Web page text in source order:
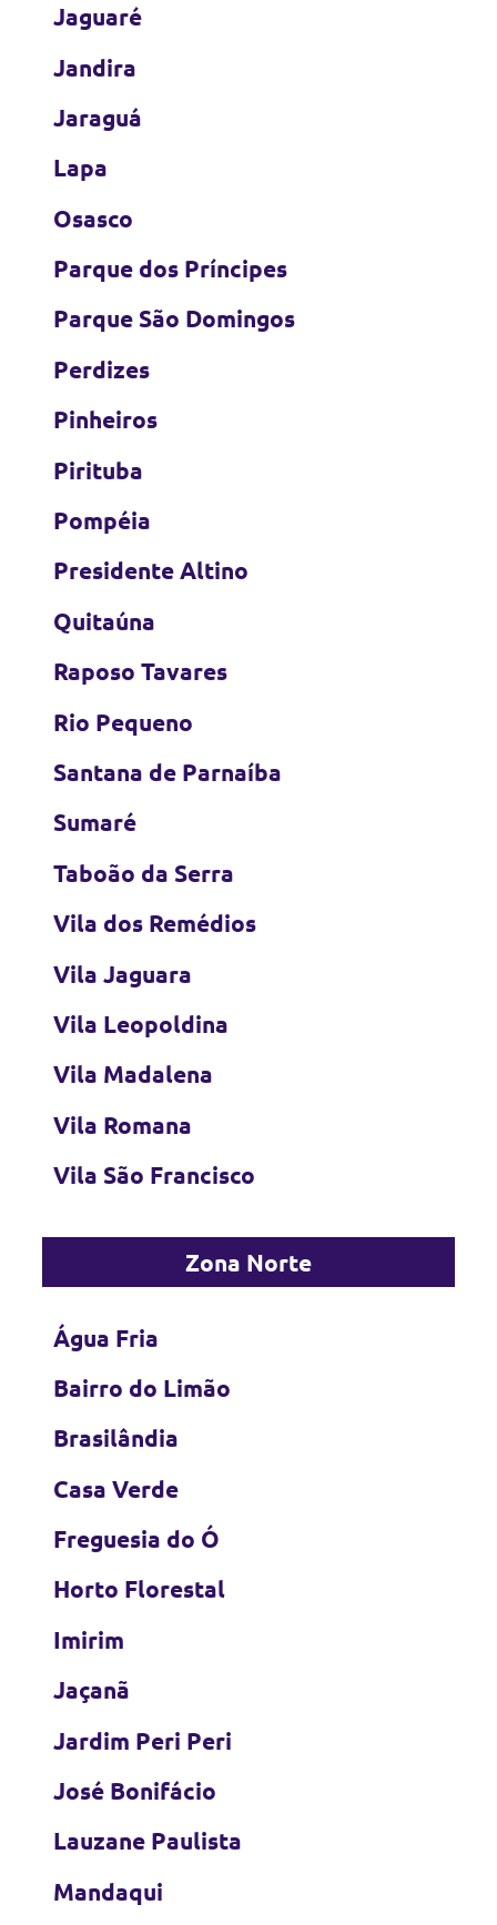
Jaguaré
Jandira
Jaraguá
Lapa
Osasco
Parque dos Príncipes
Parque São Domingos
Perdizes
Pinheiros
Pirituba
Pompéia
Presidente Altino
Quitaúna
Raposo Tavares
Rio Pequeno
Santana de Parnaíba
Sumaré
Taboão da Serra
Vila dos Remédios
Vila Jaguara
Vila Leopoldina
Vila Madalena
Vila Romana
Vila São Francisco
Zona Norte
Água Fria
Bairro do Limão
Brasilândia
Casa Verde
Freguesia do Ó
Horto Florestal
Imirim
Jaçanã
Jardim Peri Peri
José Bonifácio
Lauzane Paulista
Mandaqui